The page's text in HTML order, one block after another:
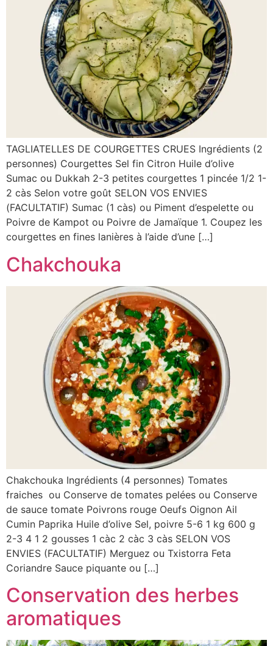
TAGLIATELLES DE COURGETTES CRUES Ingrédients (2
personnes) Courgettes Sel fin Citron Huile d’olive
Sumac ou Dukkah 2-3 petites courgettes 1 pincée 1/2 1-
2 càs Selon votre goût SELON VOS ENVIES
(FACULTATIF) Sumac (1 càs) ou Piment d’espelette ou
Poivre de Kampot ou Poivre de Jamaïque 1. Coupez les
courgettes en fines lanières à l’aide d’une […]
Chakchouka
Chakchouka Ingrédients (4 personnes) Tomates
fraiches ou Conserve de tomates pelées ou Conserve
de sauce tomate Poivrons rouge Oeufs Oignon Ail
Cumin Paprika Huile d’olive Sel, poivre 5-6 1 kg 600 g
2-3 4 1 2 gousses 1 càc 2 càc 3 càs SELON VOS
ENVIES (FACULTATIF) Merguez ou Txistorra Feta
Coriandre Sauce piquante ou […]
Conservation des herbes
aromatiques